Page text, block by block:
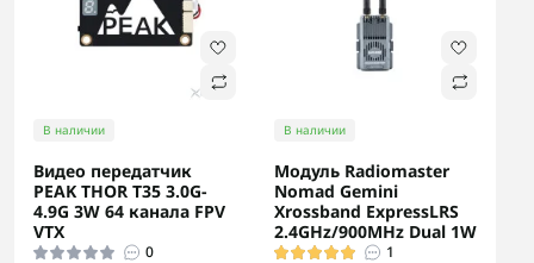
В наличии
Видео передатчик
PEAK THOR T35 3.0G-
4.9G 3W 64 канала FPV
VTX
0
В наличии
Модуль Radiomaster
Nomad Gemini
Xrossband ExpressLRS
2.4GHz/900MHz Dual 1W
1